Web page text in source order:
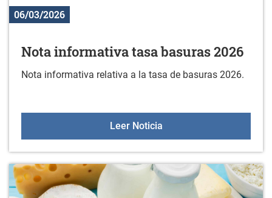
06/03/2026
Nota informativa tasa basuras 2026
Nota informativa relativa a la tasa de basuras 2026.
Leer NoticiaNota informativa tasa